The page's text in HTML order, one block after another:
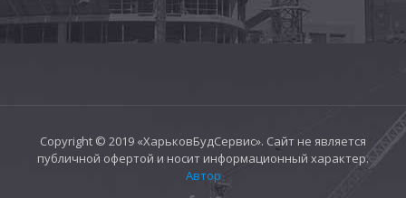
Copyright © 2019 «ХарьковБудСервис». Сайт не является
публичной офертой и носит информационный характер.
Автор